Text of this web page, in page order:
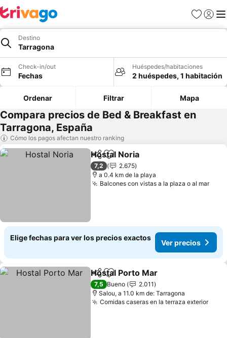
Favoritos
Iniciar
Destino
Tarragona
Check-in/out
Fechas
Huéspedes/habitaciones
2 huéspedes, 1 habitación
Ordenar Filtrar Mapa
Compara precios de Bed & Breakfast en
Tarragona, España
Cómo los pagos afectan nuestro ranking
CompartirAgregar a favoritos
Hostal Noria
7,2
2.675
a 0.4 km de la playa
Balcones con vistas a la plaza o al mar
Elige fechas para ver los precios exactos
Ver precios
CompartirAgregar a favoritos
Hostal Porto Mar
7,5 Bueno
2.011
Salou, a 11.0 km de: Tarragona
Comidas caseras en la terraza exterior